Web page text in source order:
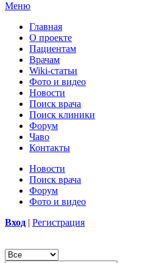
Меню
Главная
О проекте
Пациентам
Врачам
Wiki-статьи
Фото и видео
Новости
Поиск врача
Поиск клиники
Форум
Чаво
Контакты
Новости
Поиск врача
Форум
Фото и видео
Вход | Регистрация